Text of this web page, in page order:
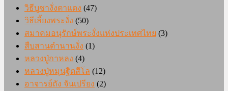
วิธีบูชางั่งตาแดง (47)
วิธีเลี้ยงพระงั่ง (50)
สมาคมอนุรักษ์พระงั่งแห่งประเทศไทย (3)
สืบสานตำนานงั่ง (1)
หลวงปู่กาหลง (4)
หลวงปู่หมุนฐิตสีโล (12)
อาจารย์ถัง จันเปรียง (2)